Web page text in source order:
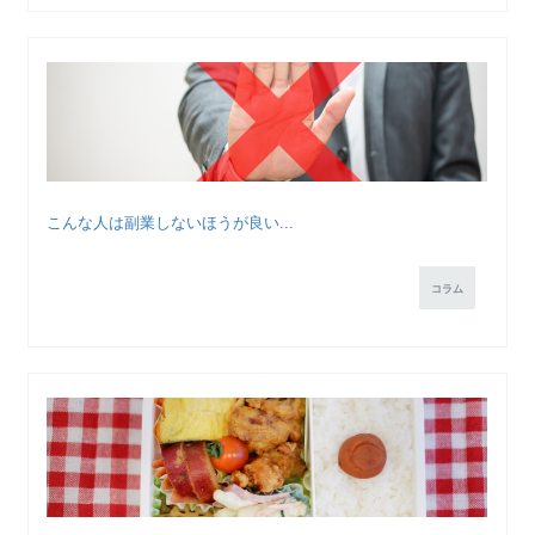
こんな人は副業しないほうが良い...
コラム